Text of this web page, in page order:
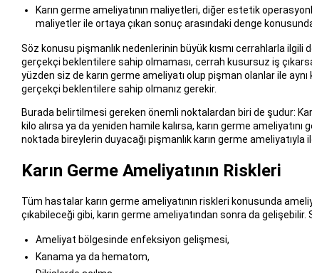
Karın germe ameliyatının maliyetleri, diğer estetik
maliyetler ile ortaya çıkan sonuç arasındaki denge
Söz konusu pişmanlık nedenlerinin büyük kısmı cerrahlarla ilgili
gerçekçi beklentilere sahip olmaması, cerrah kusursuz iş
yüzden siz de karın germe ameliyatı olup pişman olanlar ile
gerçekçi beklentilere sahip olmanız gerekir.
Burada belirtilmesi gereken önemli noktalardan biri de şudur:
kilo alırsa ya da yeniden hamile kalırsa, karın germe
noktada bireylerin duyacağı pişmanlık karın germe
Karın Germe Ameliyatının Riskleri
Tüm hastalar karın germe ameliyatının riskleri konusunda
çıkabileceği gibi, karın germe ameliyatından sonra da
Ameliyat bölgesinde enfeksiyon gelişmesi,
Kanama ya da hematom,